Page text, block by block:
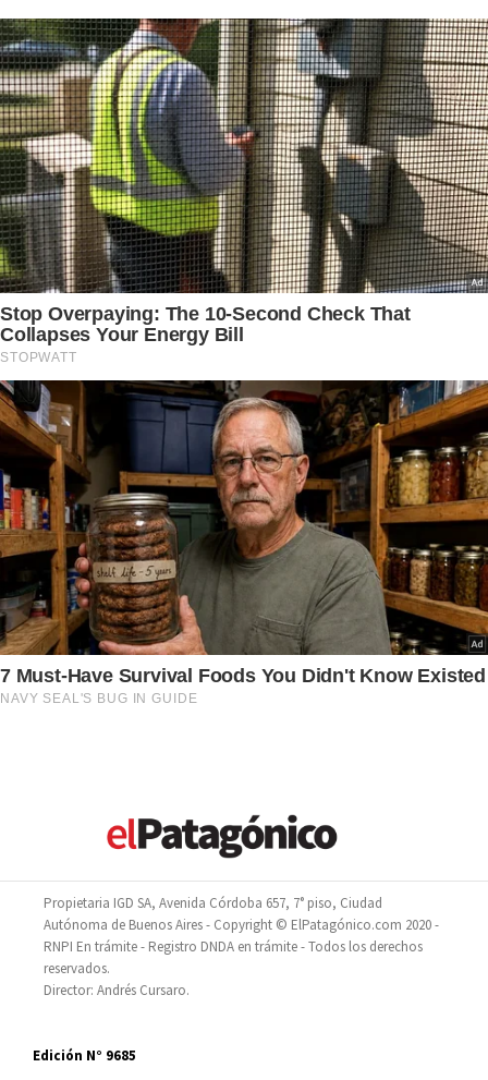
Propietaria IGD SA, Avenida Córdoba 657, 7° piso, Ciudad
Autónoma de Buenos Aires - Copyright © ElPatagónico.com 2020 -
RNPI En trámite - Registro DNDA en trámite - Todos los derechos
reservados.
Director: Andrés Cursaro.
Edición N° 9685